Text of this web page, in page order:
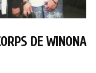
DE WINONA